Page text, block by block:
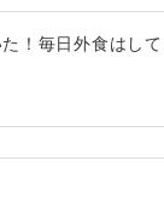
！毎日外食はし